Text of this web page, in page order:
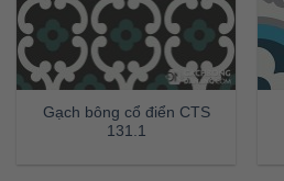
Gạch bông cổ điển CTS
131.1